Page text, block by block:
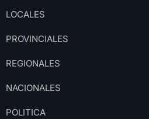
LOCALES
PROVINCIALES
REGIONALES
NACIONALES
POLITICA